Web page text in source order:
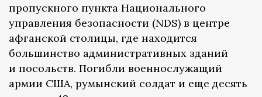
пропускного пункта Национального
управления безопасности (NDS) в центре
афганской столицы, где находится
большинство административных зданий
и посольств. Погибли военнослужащий
армии США, румынский солдат и еще десять